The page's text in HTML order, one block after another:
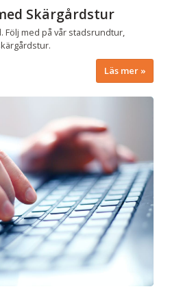
Skärgårdstur
Följ med på vår stadsrundtur,
Läs mer